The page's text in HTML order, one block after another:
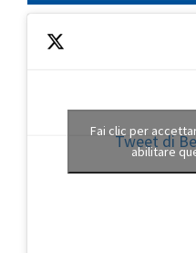
Tweet di
Fai clic per
abilitare